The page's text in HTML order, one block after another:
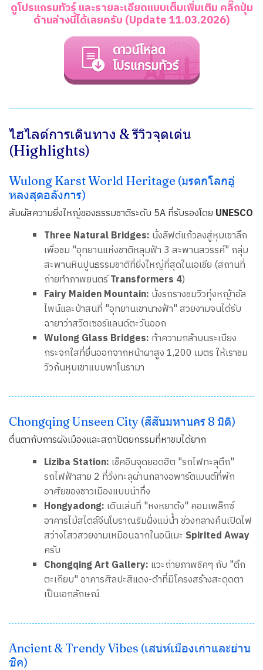
ดูโปรแกรมทัวร์ และรายละเอียดแบบเต็มเพิ่มเติม คลิ๊กปุ่ม
ด้านล่างนี้ได้เลยครับ (Update 11.03.2026)
ไฮไลต์การเดินทาง & รีวิวจุดเด่น
(Highlights)
Wulong Karst World Heritage (มรดกโลกอู่
หลงสุดอลังการ)
สัมผัสความยิ่งใหญ่ของธรรมชาติระดับ 5A ที่รับรองโดย UNESCO
Three Natural Bridges: นั่งลิฟต์แก้วลงสู่หุบเขาลึก
เพื่อชม "อุทยานแห่งชาติหลุมฟ้า 3 สะพานสวรรค์" กลุ่ม
สะพานหินปูนธรรมชาติที่ยิ่งใหญ่ที่สุดในเอเชีย (สถานที่
ถ่ายทำภาพยนตร์Transformers 4)
Fairy Maiden Mountain: นั่งรถรางชมวิวทุ่งหญ้าอัล
ไพน์และป่าสนที่ "อุทยานเขานางฟ้า" สวยงามจนได้รับ
ฉายาว่าสวิตเซอร์แลนด์ตะวันออก
Wulong Glass Bridges: ท้าความกล้าบนระเบียง
กระจกใสที่ยื่นออกจากหน้าผาสูง 1,200 เมตร ให้เราชม
วิวก้นหุบเขาแบบพาโนรามา
Chongqing Unseen City (สีสันมหานคร 8 มิติ)
ตื่นตากับการผังเมืองและสถาปัตยกรรมที่หาชมได้ยาก
Liziba Station: เช็คอินจุดยอดฮิต "รถไฟทะลุตึก"
รถไฟฟ้าสาย 2 ที่วิ่งทะลุผ่านกลางอพาร์ตเมนต์ที่พัก
อาศัยของชาวเมืองแบบน่าทึ่ง
Hongyadong: เดินเล่นที่ "หงหยาต้ง" คอมเพล็กซ์
อาคารไม้สไตล์จีนโบราณริมฝั่งแม่น้ำ ช่วงกลางคืนเปิดไฟ
สว่างไสวสวยงามเหมือนฉากในอนิเมะ Spirited Away
ครับ
Chongqing Art Gallery: แวะถ่ายภาพชิคๆ กับ "ตึก
ตะเกียบ" อาคารศิลปะสีแดง-ดำที่มีโครงสร้างสะดุดตา
เป็นเอกลักษณ์
Ancient & Trendy Vibes (เสน่ห์เมืองเก่าและย่าน
ชิค)